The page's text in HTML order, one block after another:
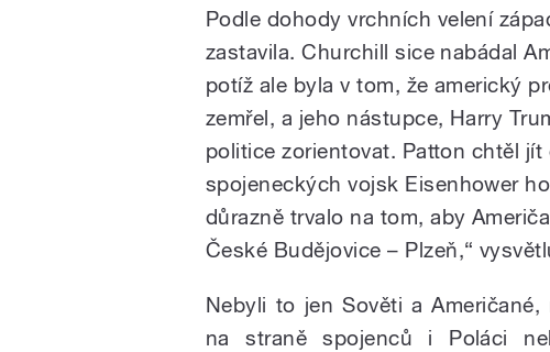
Podle dohody vrchních velení
zastavila. Churchill sice nabádal
potíž ale byla v tom, že americký
zemřel, a jeho nástupce, Harry
politice zorientovat. Patton chtěl jít
spojeneckých vojsk Eisenhower
důrazně trvalo na tom, aby
České Budějovice – Plzeň,“
Nebyli to jen Sověti a
na straně spojenců i Poláci